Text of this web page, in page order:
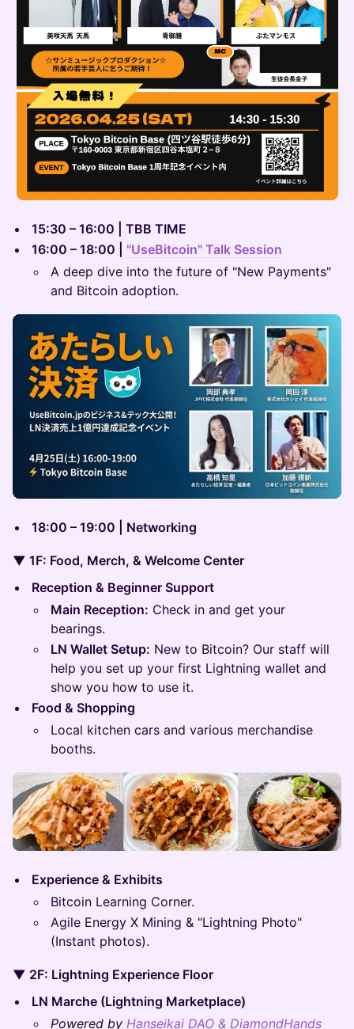
15:30 – 16:00 | TBB TIME
16:00 – 18:00 | "UseBitcoin" Talk Session
A deep dive into the future of "New Payments"
and Bitcoin adoption.
18:00 – 19:00 | Networking
▼ 1F: Food, Merch, & Welcome Center
Reception & Beginner Support
Main Reception: Check in and get your
bearings.
LN Wallet Setup: New to Bitcoin? Our staff will
help you set up your first Lightning wallet and
show you how to use it.
Food & Shopping
Local kitchen cars and various merchandise
booths.
Experience & Exhibits
Bitcoin Learning Corner.
Agile Energy X Mining & "Lightning Photo"
(Instant photos).
▼ 2F: Lightning Experience Floor
LN Marche (Lightning Marketplace)
Powered by Hanseikai DAO & DiamondHands